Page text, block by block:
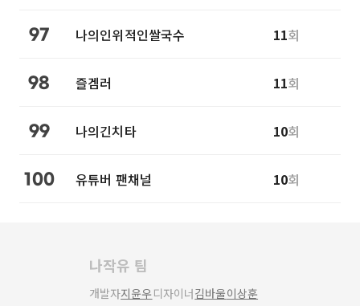
97 나의인위적인쌀국수 11회
98 즐겜러 11회
99 나의긴치타 10회
100 유튜버 팬채널 10회
나작유 팀
개발자지윤우 디자이너김바울이상훈